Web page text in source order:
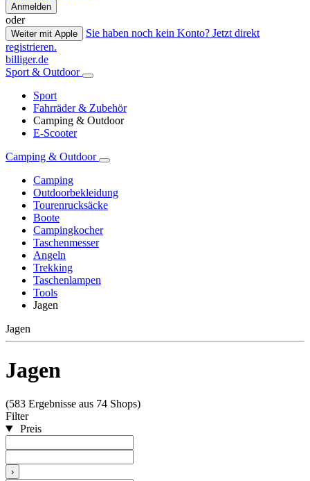
Anmelden
oder
Weiter mit Apple
Sie haben noch kein Konto? Jetzt direkt
registrieren.
billiger.de
Sport & Outdoor
Sport
Fahrräder & Zubehör
Camping & Outdoor
E-Scooter
Camping & Outdoor
Camping
Outdoorbekleidung
Tourenrucksäcke
Boote
Campingkocher
Taschenmesser
Angeln
Trekking
Taschenlampen
Tools
Jagen
Jagen
Jagen
(583 Ergebnisse aus 74 Shops)
Filter
Preis
›